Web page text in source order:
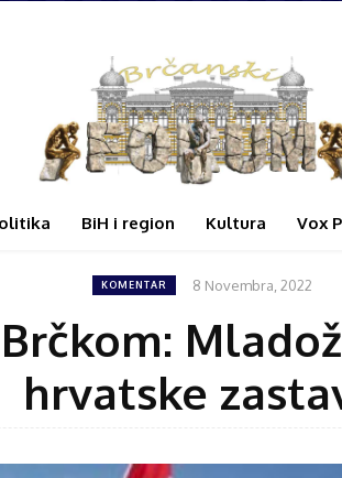
BiH i region Kultura Vox
KOMENTAR 8 Novembra, 2022
hrvatske